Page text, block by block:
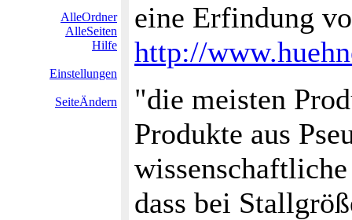
AlleOrdner
AlleSeiten
Hilfe
Einstellungen
SeiteÄndern
eine Erfindung
http://
"die meisten
Produkte aus
dass bei